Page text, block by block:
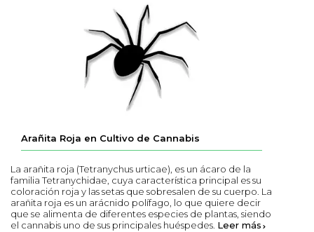
Arañita Roja en Cultivo de Cannabis
La arañita roja (Tetranychus urticae), es un ácaro de la
familia Tetranychidae, cuya característica principal es su
coloración roja y las setas que sobresalen de su cuerpo. La
arañita roja es un arácnido polífago, lo que quiere decir
que se alimenta de diferentes especies de plantas, siendo
el cannabis uno de sus principales huéspedes. Leer más